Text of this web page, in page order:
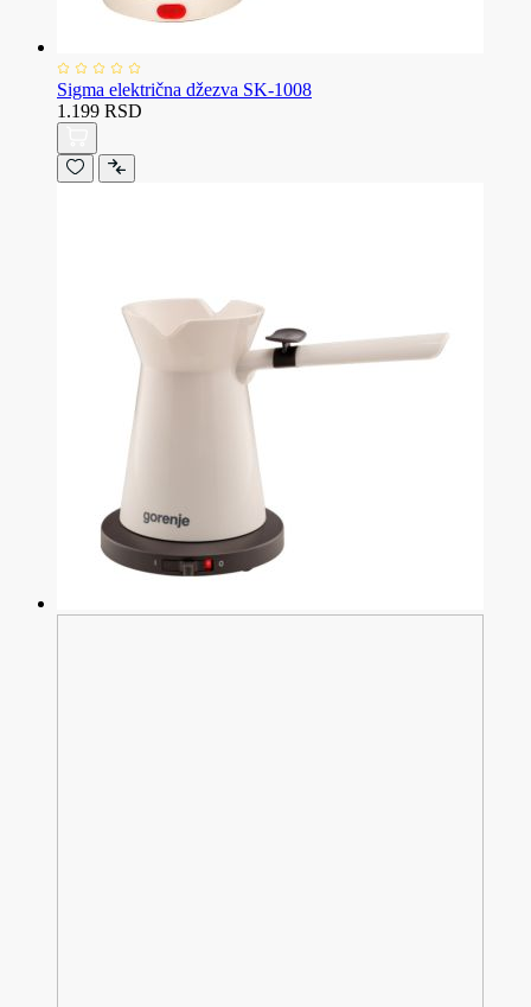
Sigma električna džezva SK-1008
1.199 RSD